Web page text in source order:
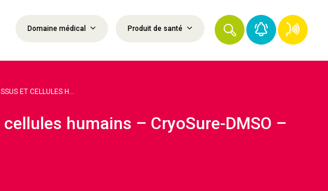
Domaine médical Produit de santé
ET CELLULES H...
humains – CryoSure-DMSO –